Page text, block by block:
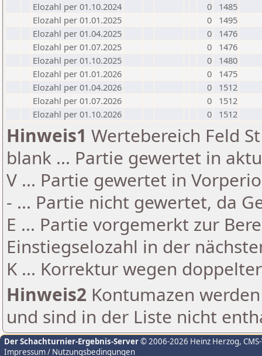
Elozahl per 01.10.2024
0
1485
Elozahl per 01.01.2025
0
1495
Elozahl per 01.04.2025
0
1476
Elozahl per 01.07.2025
0
1476
Elozahl per 01.10.2025
0
1480
Elozahl per 01.01.2026
0
1475
Elozahl per 01.04.2026
0
1512
Elozahl per 01.07.2026
0
1512
Elozahl per 01.10.2026
0 1512
Hinweis1 Wertebereich Feld
blank ... Partie gewertet in
V ... Partie gewertet in
- ... Partie nicht gewertet, da
E ... Partie vorgemerkt zur
Einstiegselozahl in der
K ... Korrektur wegen
Hinweis2 Kontumazen
und sind in der Liste nicht
Der Schachturnier-Ergebnis-Server© 2006-2026 Heinz Herzog,
Impressum / Nutzungsbedingungen